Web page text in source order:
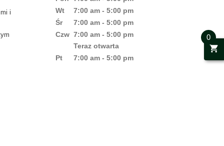
Wt
7:00 am - 5:00 pm
Śr
7:00 am - 5:00 pm
Czw 7:00 am - 5:00 pm
Teraz otwarta
Pt
7:00 am - 5:00 pm
i
shopping_cart
0